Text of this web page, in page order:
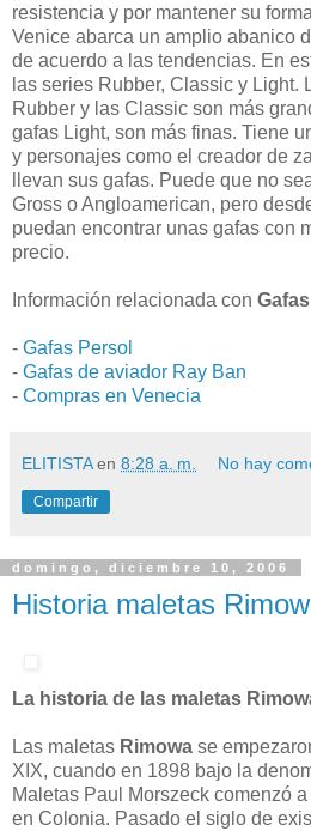
resistencia y por mantener su
Venice abarca un amplio abanico
de acuerdo a las tendencias. En
las series Rubber, Classic y Light.
Rubber y las Classic son más
gafas Light, son más finas. Tiene
y personajes como el creador de
llevan sus gafas. Puede que no
Gross o Angloamerican, pero
puedan encontrar unas gafas con
precio.
Información relacionada con
- Gafas Persol
- Gafas de aviador Ray Ban
- Compras en Venecia
ELITISTA en 8:28 a. m. No hay
Compartir
domingo, diciembre 10, 2006
Historia maletas
La historia de las maletas
Las maletas Rimowa se
XIX, cuando en 1898 bajo la
Maletas Paul Morszeck comenzó
en Colonia. Pasado el siglo de